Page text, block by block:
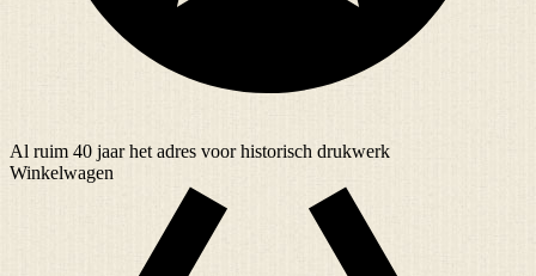
Al ruim 40 jaarhet adres voor historisch drukwerk
Winkelwagen